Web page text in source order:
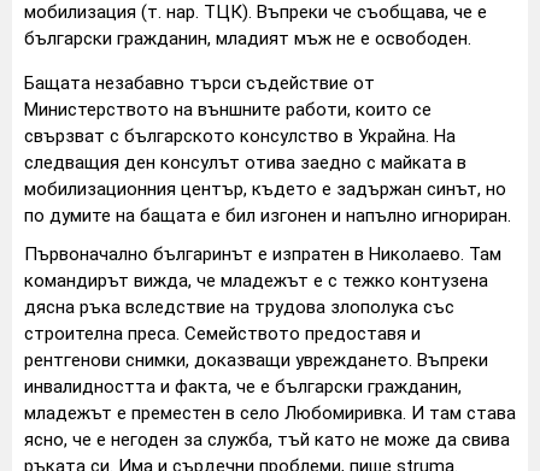
мобилизация (т. нар. ТЦК). Въпреки че съобщава, че е
български гражданин, младият мъж не е освободен.
Бащата незабавно търси съдействие от
Министерството на външните работи, които се
свързват с българското консулство в Украйна. На
следващия ден консулът отива заедно с майката в
мобилизационния център, където е задържан синът, но
по думите на бащата е бил изгонен и напълно игнориран.
Първоначално българинът е изпратен в Николаево. Там
командирът вижда, че младежът е с тежко контузена
дясна ръка вследствие на трудова злополука със
строителна преса. Семейството предоставя и
рентгенови снимки, доказващи увреждането. Въпреки
инвалидността и факта, че е български гражданин,
младежът е преместен в село Любомиривка. И там става
ясно, че е негоден за служба, тъй като не може да свива